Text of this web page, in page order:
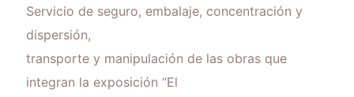
Servicio de seguro, embalaje, concentración y
dispersión,
transporte y manipulación de las obras que
integran la exposición “El